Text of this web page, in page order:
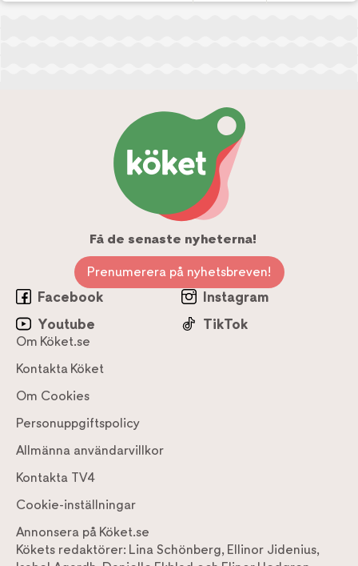
Få de senaste nyheterna!
Prenumerera på nyhetsbreven!
Facebook
Instagram
Youtube
TikTok
Om Köket.se
Kontakta Köket
Om Cookies
Personuppgiftspolicy
Allmänna användarvillkor
Kontakta TV4
Cookie-inställningar
Annonsera på Köket.se
Kökets redaktörer: Lina Schönberg, Ellinor Jidenius,